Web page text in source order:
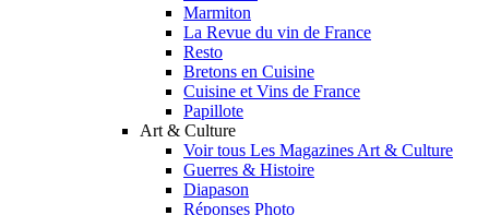
Marmiton
La Revue du vin de France
Resto
Bretons en Cuisine
Cuisine et Vins de France
Papillote
Art & Culture
Voir tous Les Magazines Art & Culture
Guerres & Histoire
Diapason
Réponses Photo